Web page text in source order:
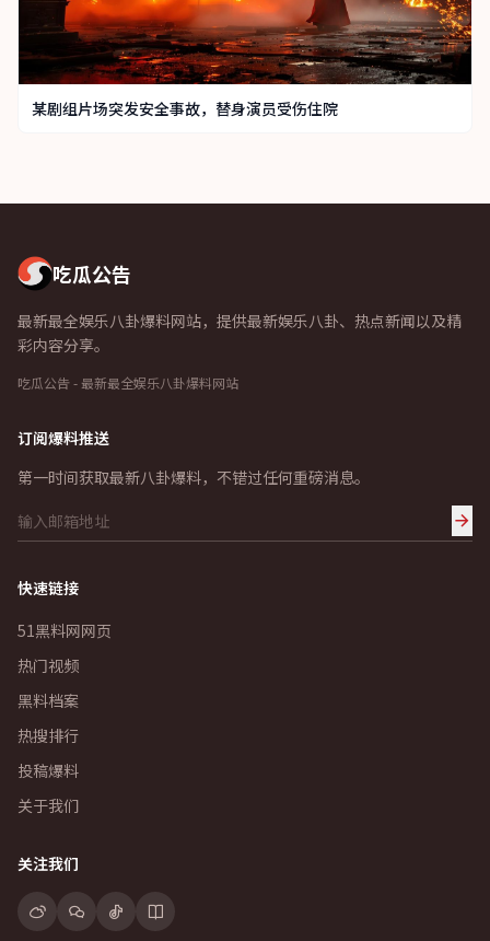
某剧组片场突发安全事故，替身演员受伤住院
吃瓜公告
最新最全娱乐八卦爆料网站，提供最新娱乐八卦、热点新闻以及精
彩内容分享。
吃瓜公告 - 最新最全娱乐八卦爆料网站
订阅爆料推送
第一时间获取最新八卦爆料，不错过任何重磅消息。
快速链接
51黑料网网页
热门视频
黑料档案
热搜排行
投稿爆料
关于我们
关注我们